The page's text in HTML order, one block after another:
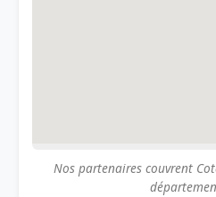
Nos partenaires couvrent